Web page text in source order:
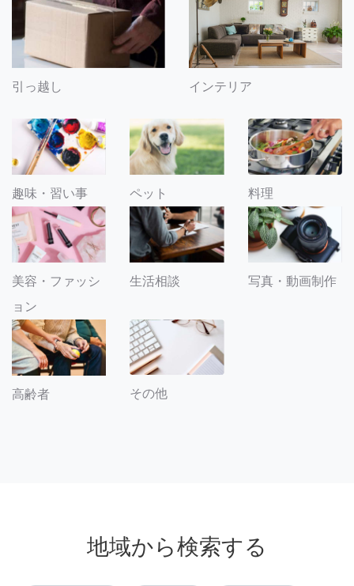
引っ越し インテリア
趣味・習い事 ペット 料理
美容・ファッシ
ョン
生活相談 写真・動画制作
高齢者 その他
地域から検索する